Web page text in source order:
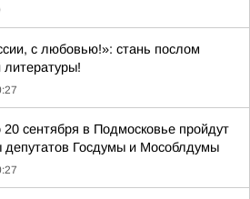
с любовью!»: стань послом
литературы!
сентября в Подмосковье пройдут
депутатов Госдумы и Мособлдумы